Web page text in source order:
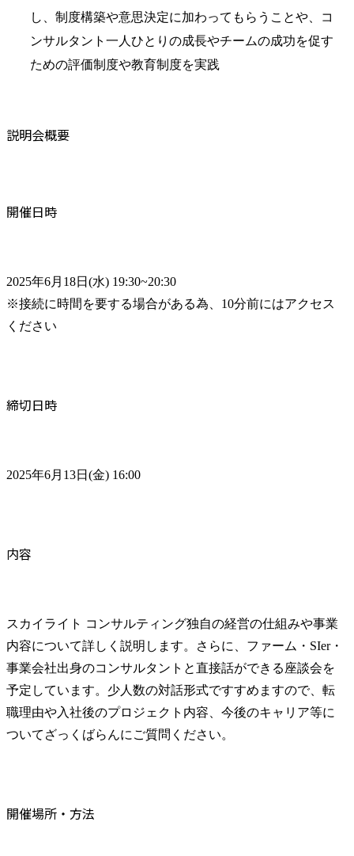
し、制度構築や意思決定に加わってもらうことや、コ
ンサルタント一人ひとりの成長やチームの成功を促す
ための評価制度や教育制度を実践
説明会概要
開催日時
2025年6月18日(水) 19:30~20:30
※接続に時間を要する場合がある為、10分前にはアクセス
ください
締切日時
2025年6月13日(金) 16:00
内容
スカイライト コンサルティング独自の経営の仕組みや事業
内容について詳しく説明します。さらに、ファーム・SIer・
事業会社出身のコンサルタントと直接話ができる座談会を
予定しています。少人数の対話形式ですすめますので、転
職理由や入社後のプロジェクト内容、今後のキャリア等に
ついてざっくばらんにご質問ください。
開催場所・方法